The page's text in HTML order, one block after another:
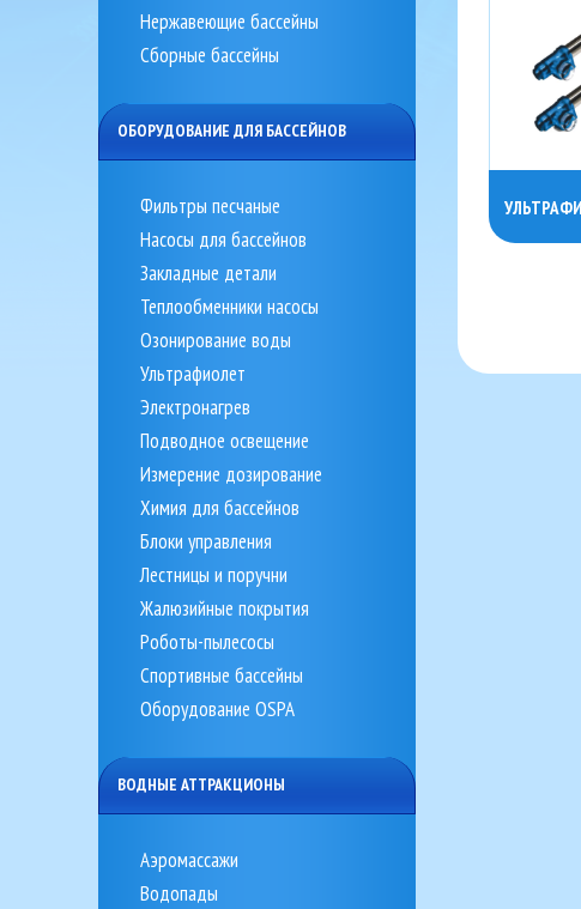
Нержавеющие бассейны
Сборные бассейны
ОБОРУДОВАНИЕ ДЛЯ БАССЕЙНОВ
Фильтры песчаные
Насосы для бассейнов
Закладные детали
Теплообменники насосы
Озонирование воды
Ультрафиолет
Электронагрев
Подводное освещение
Измерение дозирование
Химия для бассейнов
Блоки управления
Лестницы и поручни
Жалюзийные покрытия
Роботы-пылесосы
Спортивные бассейны
Оборудование OSPA
ВОДНЫЕ АТТРАКЦИОНЫ
Аэромассажи
Водопады